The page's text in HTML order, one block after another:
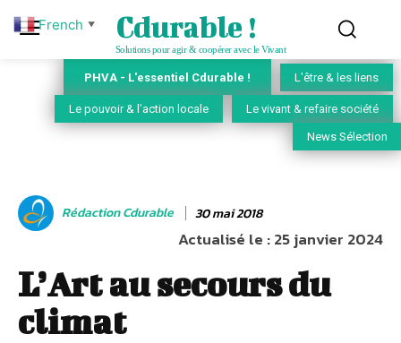
Cdurable !
Solutions pour agir & coopérer avec le Vivant
PHVA - L'essentiel Cdurable ! L'être & les liens
Le pouvoir & l'action locale Le vivant & refaire société
News Sélection
Rédaction Cdurable 30 mai 2018
Actualisé le :25 janvier 2024
L’Art au secours du
climat
French ▼